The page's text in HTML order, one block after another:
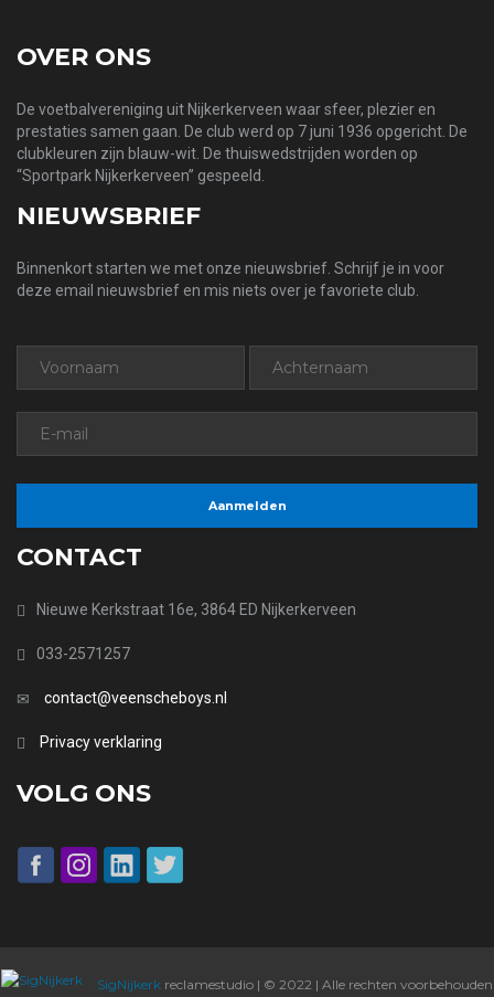
OVER ONS
De voetbalvereniging uit Nijkerkerveen waar sfeer, plezier en
prestaties samen gaan. De club werd op 7 juni 1936 opgericht. De
clubkleuren zijn blauw-wit. De thuiswedstrijden worden op
“Sportpark Nijkerkerveen” gespeeld.
NIEUWSBRIEF
Binnenkort starten we met onze nieuwsbrief. Schrijf je in voor
deze email nieuwsbrief en mis niets over je favoriete club.
CONTACT
Nieuwe Kerkstraat 16e, 3864 ED Nijkerkerveen
033-2571257
contact@veenscheboys.nl
Privacy verklaring
VOLG ONS
SigNijkerk reclamestudio | © 2022 | Alle rechten voorbehouden